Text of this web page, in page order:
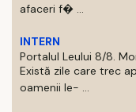
afaceri f� ...
INTERN
Portalul Leului 8/8.
Există zile care trec
oamenii le- ...